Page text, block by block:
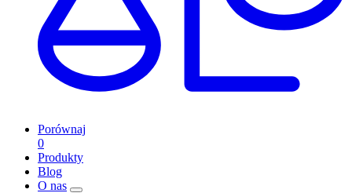
Porównaj
0
Produkty
Blog
O nas